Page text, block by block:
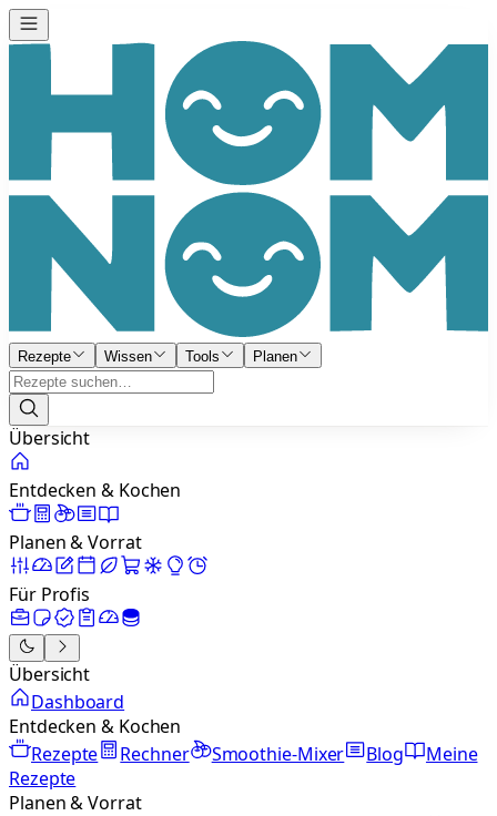
Rezepte Wissen Tools Planen
Übersicht
Entdecken & Kochen
Planen & Vorrat
Für Profis
Übersicht
Dashboard
Entdecken & Kochen
Rezepte
Rechner Smoothie-Mixer Blog
Meine
Rezepte
Planen & Vorrat